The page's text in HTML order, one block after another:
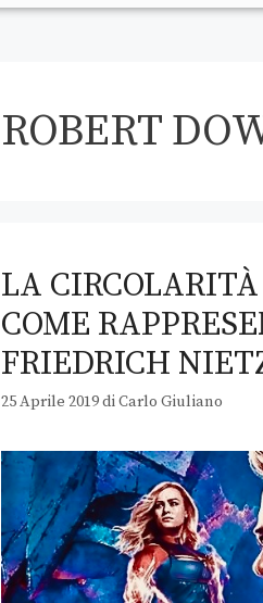
ROBERT
LA
COME
FRIEDRICH
25 Aprile 2019diCarlo Giuliano